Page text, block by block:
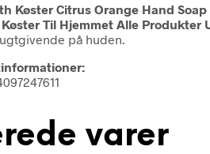
Køster Citrus Orange Hand Soap
Til Hjemmet Alle Produkter
på huden.
varer